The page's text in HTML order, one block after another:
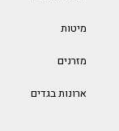
מיטות
מזרנים
ארונות בגדים